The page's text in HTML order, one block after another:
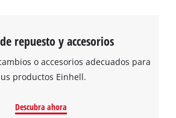
su consentimiento para
cargar el servicio Google Maps!
content is not permitted to load due
repuesto y accesorios
o accesorios adecuados para
productos Einhell.
Descubra ahora